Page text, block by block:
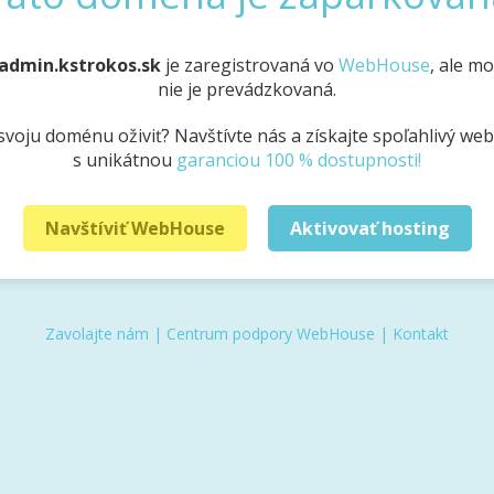
admin.kstrokos.skje zaregistrovaná vo WebHouse, ale
nie je prevádzkovaná.
doménu oživiť? Navštívte nás a získajte spoľahlivý
s unikátnou garanciou 100 % dostupnosti!
Navštíviť WebHouse Aktivovať hosting
Zavolajte nám | Centrum podpory WebHouse | Kontakt